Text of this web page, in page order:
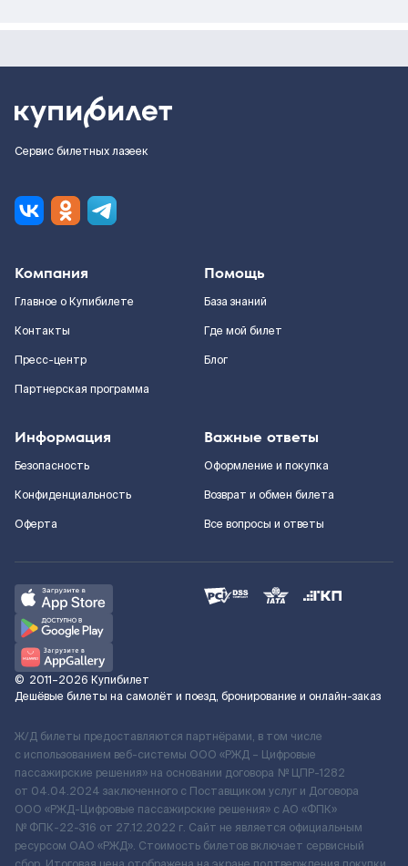
Сервис билетных лазеек
Компания
Главное о Купибилете
Контакты
Пресс-центр
Партнерская программа
Помощь
База знаний
Где мой билет
Блог
Информация
Безопасность
Конфиденциальность
Оферта
Важные ответы
Оформление и покупка
Возврат и обмен билета
Все вопросы и ответы
© 2011–2026 Купибилет
Дешёвые билеты на самолёт и поезд, бронирование и онлайн-заказ
Ж/Д билеты предоставляются партнёрами, в том числе
с использованием веб-системы ООО «РЖД – Цифровые
пассажирские решения» на основании договора № ЦПР-1282
от 04.04.2024 заключенного с Поставщиком услуг и Договора
ООО «РЖД-Цифровые пассажирские решения» c АО «ФПК»
№ ФПК-22-316 от 27.12.2022 г. Сайт не является официальным
ресурсом ОАО «РЖД». Стоимость билетов включает сервисный